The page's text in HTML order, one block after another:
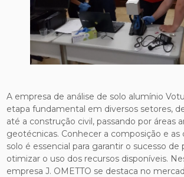
A empresa de análise de solo alumínio
etapa fundamental em diversos setores,
até a construção civil, passando por áreas
geotécnicas. Conhecer a composição e as
solo é essencial para garantir o sucesso de
otimizar o uso dos recursos disponíveis.
empresa J. OMETTO se destaca no